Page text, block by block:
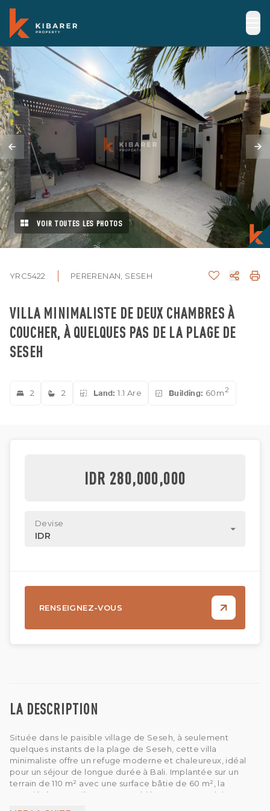
VOIR TOUTES LES PHOTOS
YRC5422 PERERENAN, SESEH
VILLA MINIMALISTE DE DEUX CHAMBRES À
COUCHER, À QUELQUES PAS DE LA PLAGE DE
SESEH
2 2 Land: 1.1 Are Building: 60m2
LA DESCRIPTION
Située dans le paisible village de Seseh, à seulement
quelques instants de la plage de Seseh, cette villa
minimaliste offre un refuge moderne et chaleureux, idéal
pour un séjour de longue durée à Bali. Implantée sur un
terrain de 110 m² avec une surface bâtie de 60 m², la
propriété est entièrement meublée et comprend deux
IDR 280,000,000
Devise
IDR
RENSEIGNEZ-VOUS